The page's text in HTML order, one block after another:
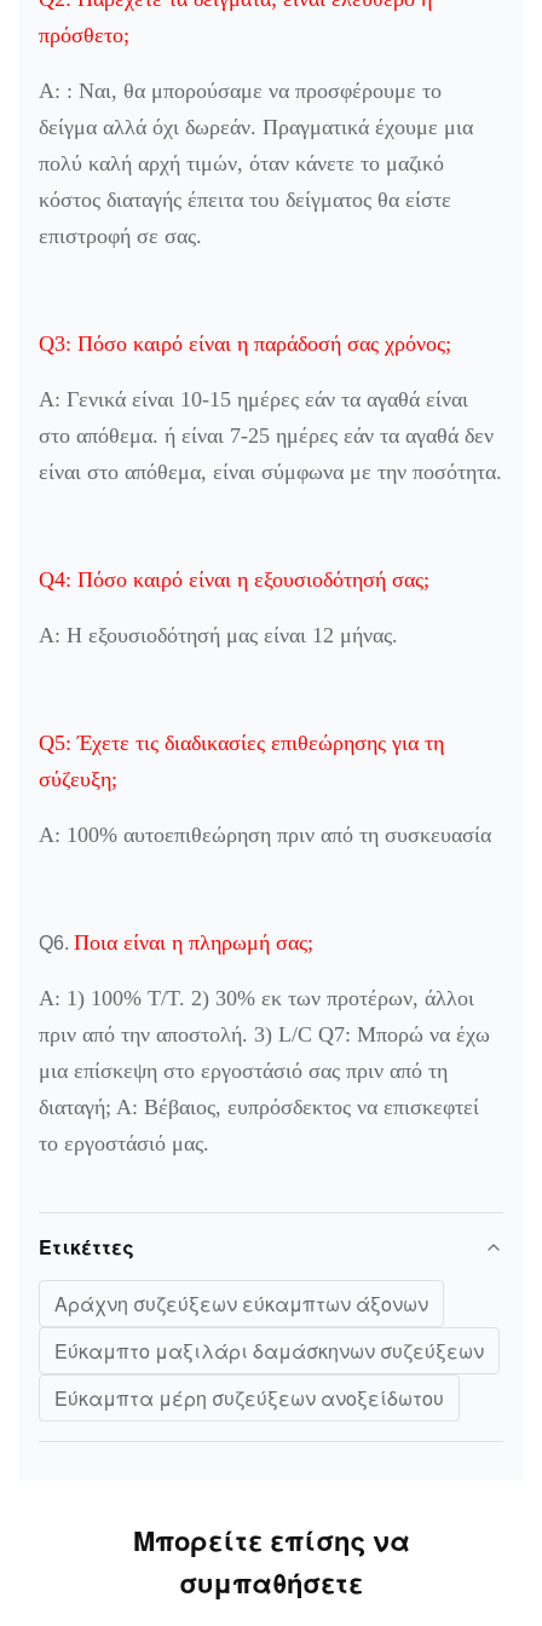
πρόσθετο;
Α: : Ναι, θα μπορούσαμε να προσφέρουμε το
δείγμα αλλά όχι δωρεάν. Πραγματικά έχουμε μια
πολύ καλή αρχή τιμών, όταν κάνετε το μαζικό
κόστος διαταγής έπειτα του δείγματος θα είστε
επιστροφή σε σας.
Q3: Πόσο καιρό είναι η παράδοσή σας χρόνος;
Α: Γενικά είναι 10-15 ημέρες εάν τα αγαθά είναι
στο απόθεμα. ή είναι 7-25 ημέρες εάν τα αγαθά δεν
είναι στο απόθεμα, είναι σύμφωνα με την ποσότητα.
Q4: Πόσο καιρό είναι η εξουσιοδότησή σας;
Α: Η εξουσιοδότησή μας είναι 12 μήνας.
Q5: Έχετε τις διαδικασίες επιθεώρησης για τη
σύζευξη;
Α: 100% αυτοεπιθεώρηση πριν από τη συσκευασία
Q6. Ποια είναι η πληρωμή σας;
Α: 1) 100% T/T. 2) 30% εκ των προτέρων, άλλοι
πριν από την αποστολή. 3) L/C Q7: Μπορώ να έχω
μια επίσκεψη στο εργοστάσιό σας πριν από τη
διαταγή; Α: Βέβαιος, ευπρόσδεκτος να επισκεφτεί
το εργοστάσιό μας.
Ετικέττες
Αράχνη συζεύξεων εύκαμπτων άξονων
Εύκαμπτο μαξιλάρι δαμάσκηνων συζεύξεων
Εύκαμπτα μέρη συζεύξεων ανοξείδωτου
Μπορείτε επίσης να
συμπαθήσετε